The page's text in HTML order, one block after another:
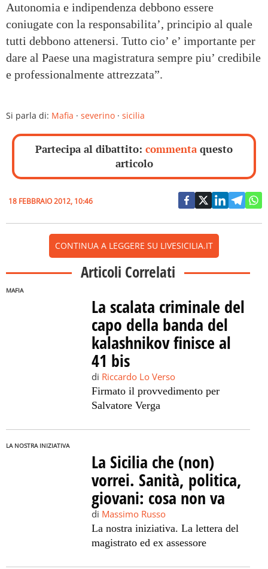
Autonomia e indipendenza debbono essere
coniugate con la responsabilita’, principio al quale
tutti debbono attenersi. Tutto cio’ e’ importante per
dare al Paese una magistratura sempre piu’ credibile
e professionalmente attrezzata”.
Si parla di: Mafia · severino · sicilia
Partecipa al dibattito: commentaquesto
articolo
18 FEBBRAIO 2012, 10:46
CONTINUA A LEGGERE SU LIVESICILIA.IT
Articoli Correlati
MAFIA
La scalata criminale del
capo della banda del
kalashnikov finisce al
41 bis
di Riccardo Lo Verso
Firmato il provvedimento per
Salvatore Verga
LA NOSTRA INIZIATIVA
La Sicilia che (non)
vorrei. Sanità, politica,
giovani: cosa non va
di Massimo Russo
La nostra iniziativa. La lettera del
magistrato ed ex assessore